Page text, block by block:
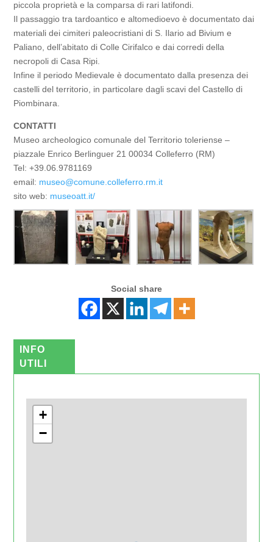
piccola proprietà e la comparsa di rari latifondi.
Il passaggio tra tardoantico e altomedioevo è documentato dai
materiali dei cimiteri paleocristiani di S. Ilario ad Bivium e
Paliano, dell’abitato di Colle Cirifalco e dai corredi della
necropoli di Casa Ripi.
Infine il periodo Medievale è documentato dalla presenza dei
castelli del territorio, in particolare dagli scavi del Castello di
Piombinara.
CONTATTI
Museo archeologico comunale del Territorio toleriense –
piazzale Enrico Berlinguer 21 00034 Colleferro (RM)
Tel: +39.06.9781169
email: museo@comune.colleferro.rm.it
sito web: museoatt.it/
Social share
INFO
UTILI
+
−